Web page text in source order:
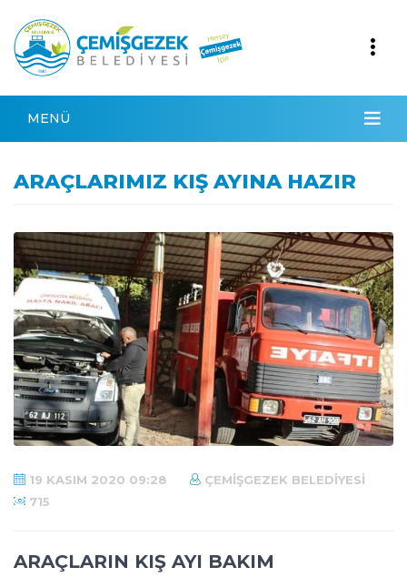
MENÜ
ARAÇLARIMIZ KIŞ AYINA HAZIR
19 KASIM 2020 09:28
ÇEMIŞGEZEK BELEDIYESI
715
ARAÇLARIN KIŞ AYI BAKIM